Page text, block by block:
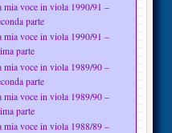
mia voce in viola 1990/91 –
parte
mia voce in viola 1990/91 –
parte
mia voce in viola 1989/90 –
parte
mia voce in viola 1989/90 –
parte
mia voce in viola 1988/89 –